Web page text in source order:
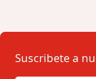
Suscribete a